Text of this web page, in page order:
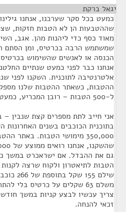
יגאל ברקת
כמעט בכל סקר שערכנו, אנחנו
שההטבעות הן לא הטבות חזקות,
מאוד כסף כדי ליהנות מהן. אגב,
שמשתמש הרבה בכרטיס, ומן הסתם
הכנסה או לאנשים שהשימוש בכרטיס
אנחנו כבר לפני כמעט שנתיים
אלטרנטיבה לתוכנית. השקנו לפני
ל-500 הטבות – רובן המכריע, כמעט 98% מהן ללא כוכבים.
אני חייב לתת מספרים קצת שנבין –
בתוכנית הכוכבים בשנים האחרונות
350,000 מימושי הטבות. באתר
הטבות לתיאטרון ולקוח שרצה
שילם
משלם 63 שקלים על כרטיס
צריך עכשיו לבצע קניות במשך
זכאי להנחה.